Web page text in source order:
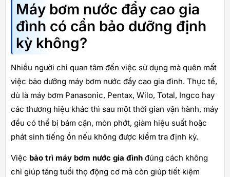
Máy bơm nước đẩy cao gia
đình có cần bảo dưỡng định
kỳ không?
Nhiều người chỉ quan tâm đến việc sử dụng mà quên mất
việc bảo dưỡng máy bơm nước đẩy cao gia đình. Thực tế,
dù là máy bơm Panasonic, Pentax, Wilo, Total, Ingco hay
các thương hiệu khác thì sau một thời gian vận hành, máy
đều có thể bị bám cặn, mòn phớt, giảm hiệu suất hoặc
phát sinh tiếng ồn nếu không được kiểm tra định kỳ.
Việc bảo trì máy bơm nước gia đình đúng cách không
chỉ giúp tăng tuổi thọ động cơ mà còn giúp tiết kiệm